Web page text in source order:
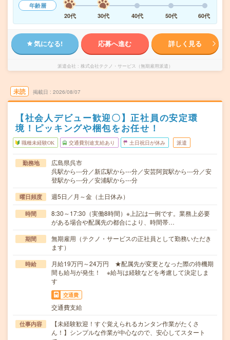
年齢層
20代
30代 40代 50代 60代
気になる! 応募へ進む 詳しく見る
派遣会社 株式会社テクノ・サービス（無期雇用派遣）
未読 掲載日 2026/08/07
【社会人デビュー歓迎〇】正社員の安定環
境！ピッキングや梱包をお任せ！
職種未経験OK 交通費別途支給あり 土日祝日が休み 派遣
勤務地
広島県呉市
呉駅から---分／新広駅から---分／安芸阿賀駅から---分／安
登駅から---分／安浦駅から---分
曜日頻度 週5日／月～金（土日休み）
時間
8:30～17:30（実働8時間）※上記は一例です。業務上必要
がある場合や配属先の都合により、時間帯…
期間
無期雇用（テクノ・サービスの正社員として勤務いただき
ます）
時給
月給19万円～24万円 ★配属先が変更となった際の待機期
間も給与が発生！ ※給与は経験などを考慮して決定しま
す
交通費
交通費支給
仕事内容
【未経験歓迎！すぐ覚えられるカンタン作業がたくさ
ん！】シンプルな作業が中心なので、安心してスタート